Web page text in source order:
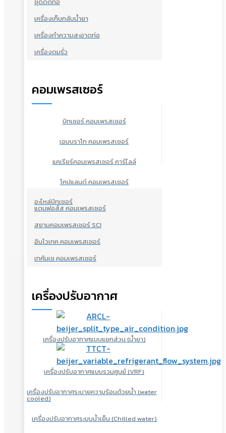
ชุดดัดท่อ
เครื่องเก็บกลับน้ำยา
เครื่องทำความสะอาดท่อ
เครื่องดมรั่ว
คอมเพรสเซอร์
บิทเซอร์ คอมเพรสเซอร์
เอมบราโก คอมเพรสเซอร์
แคเรียร์คอมเพรสเซอร์ คาร์ไลล์
โคปแลนด์ คอมเพรสเซอร์
อะไหล่บิทเซอร์
แดนฟอส์ส คอมเพรสเซอร์
สยามคอมเพรสเซอร์ SCI
อินโวเทค คอมเพรสเซอร์
เทคัมเช คอมเพรสเซอร์
เครื่องปรับอากาศ
เครื่องปรับอากาศแบบแยกส่วน (น้ำยา)
เครื่องปรับอากาศแบบรวมศูนย์ (VRF)
เครื่องปรับอากาศระบายความร้อนด้วยน้ำ (water
cooled)
เครื่องปรับอากาศระบบน้ำเย็น (Chilled water)